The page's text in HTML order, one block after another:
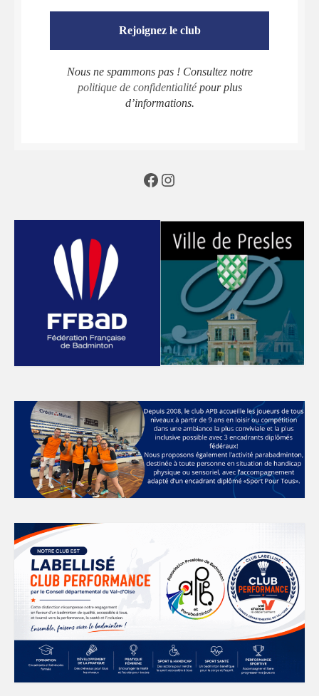
Nous ne spammons pas ! Consultez notre
politique de confidentialitépour plus
d’informations.
Facebook
Instagram